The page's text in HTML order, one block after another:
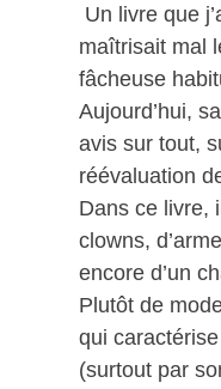
Un livre que
maîtrisait mal
fâcheuse
Aujourd’hui,
avis sur tout,
réévaluation
Dans ce livre,
clowns,
encore d’un
Plutôt de
qui
(surtout par